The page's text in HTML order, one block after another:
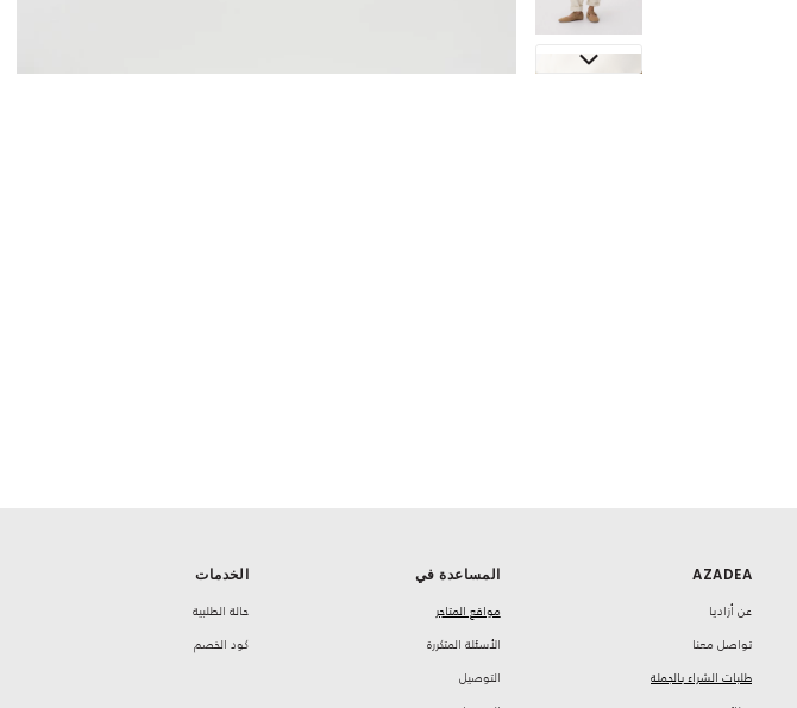
AZADEA
‏عن أزاديا
تواصل معنا
طلبات الشراء بالجملة
المساعدة في
مواقع المتاجر
‏الأسئلة المتكررة
‏التوصيل
الخدمات
حالة الطلبية
كود الخصم